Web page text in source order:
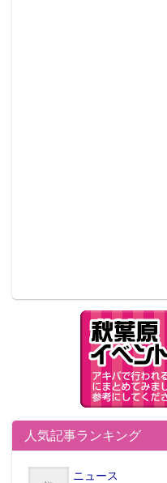
なりきりウェア 亀仙流道着
人気記事ランキング
ニュース